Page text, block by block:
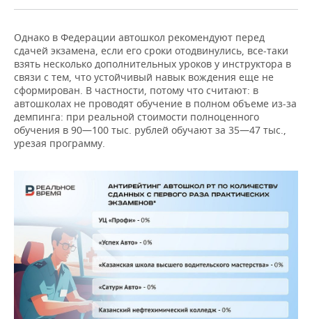
Однако в Федерации автошкол рекомендуют перед
сдачей экзамена, если его сроки отодвинулись, все-таки
взять несколько дополнительных уроков у инструктора в
связи с тем, что устойчивый навык вождения еще не
сформирован. В частности, потому что считают: в
автошколах не проводят обучение в полном объеме из-за
демпинга: при реальной стоимости полноценного
обучения в 90—100 тыс. рублей обучают за 35—47 тыс.,
урезая программу.